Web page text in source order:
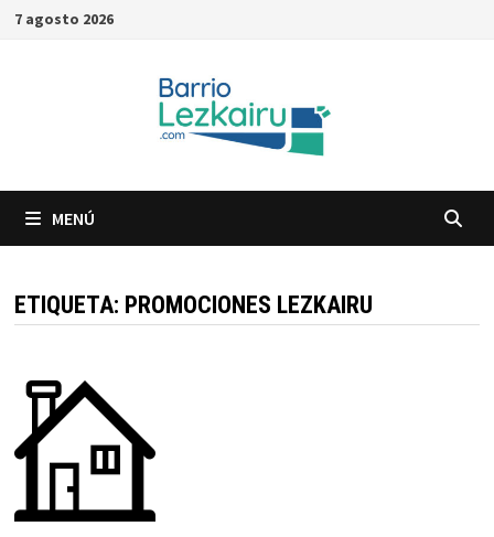
Saltar
7 agosto 2026
MENÚ
ETIQUETA: PROMOCIONES LEZKAIRU